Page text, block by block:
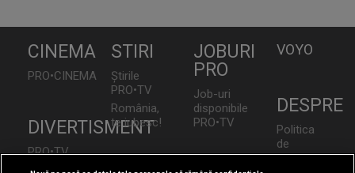
CINEMA
PRO•CINEMA
DIVERTISMENT
PRO•TV
Românii
STIRI
Știrile
PRO•TV
România,
te iubesc!
JOBURI
PRO
Job-uri
disponibile
PRO•TV
VOYO
DESPRE
Politica
de